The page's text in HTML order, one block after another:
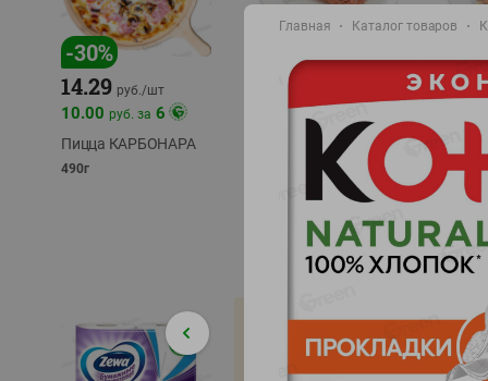
-30%
14.29 руб./шт
10.00 руб. за 6
Пицца КАРБОНАРА
490г
13.49
Фарш Купеческий
полуфабрикат,
охлажденный
фасовка: 0,5-0,7 кг
18.99
из
части
Главная Каталог товаров